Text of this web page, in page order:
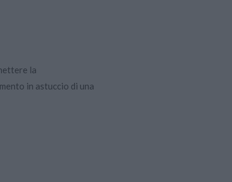
la
in astuccio di una